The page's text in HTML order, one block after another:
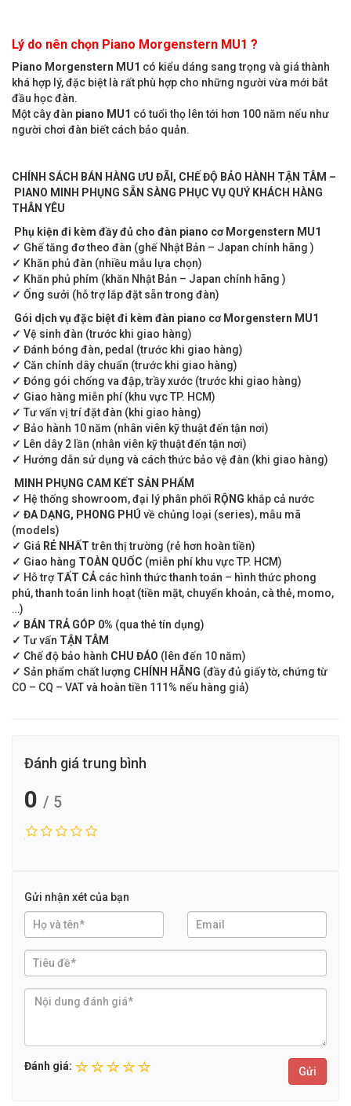
Lý do nên chọn Piano Morgenstern MU1 ?
Piano Morgenstern MU1 có kiểu dáng sang trọng và giá thành
khá hợp lý, đặc biệt là rất phù hợp cho những người vừa mới bắt
đầu học đàn.
Một cây đàn piano MU1 có tuổi thọ lên tới hơn 100 năm nếu như
người chơi đàn biết cách bảo quản.
CHÍNH SÁCH BÁN HÀNG ƯU ĐÃI, CHẾ ĐỘ BẢO HÀNH TẬN TÂM –
PIANO MINH PHỤNG SẴN SÀNG PHỤC VỤ QUÝ KHÁCH HÀNG
THÂN YÊU
Phụ kiện đi kèm đầy đủ cho đàn piano cơ Morgenstern MU1
✓ Ghế tăng đơ theo đàn (ghế Nhật Bản – Japan chính hãng )
✓ Khăn phủ đàn (nhiều mẫu lựa chọn)
✓ Khăn phủ phím (khăn Nhật Bản – Japan chính hãng )
✓ Ống sưởi (hỗ trợ lắp đặt sẵn trong đàn)
Gói dịch vụ đặc biệt đi kèm đàn piano cơ Morgenstern MU1
✓ Vệ sinh đàn (trước khi giao hàng)
✓ Đánh bóng đàn, pedal (trước khi giao hàng)
✓ Căn chỉnh dây chuẩn (trước khi giao hàng)
✓ Đóng gói chống va đập, trầy xước (trước khi giao hàng)
✓ Giao hàng miễn phí (khu vực TP. HCM)
✓ Tư vấn vị trí đặt đàn (khi giao hàng)
✓ Bảo hành 10 năm (nhân viên kỹ thuật đến tận nơi)
✓ Lên dây 2 lần (nhân viên kỹ thuật đến tận nơi)
✓ Hướng dẫn sử dụng và cách thức bảo vệ đàn (khi giao hàng)
MINH PHỤNG CAM KẾT SẢN PHẨM
✓ Hệ thống showroom, đại lý phân phối RỘNG khắp cả nước
✓ ĐA DẠNG, PHONG PHÚ về chủng loại (series), mẫu mã
(models)
✓ Giá RẺ NHẤTtrên thị trường (rẻ hơn hoàn tiền)
✓ Giao hàng TOÀN QUỐC (miễn phí khu vực TP. HCM)
✓ Hỗ trợTẤT CẢ các hình thức thanh toán – hình thức phong
phú, thanh toán linh hoạt (tiền mặt, chuyển khoản, cà thẻ, momo,
…)
✓ BÁN TRẢ GÓP 0% (qua thẻ tín dụng)
✓ Tư vấn TẬN TÂM
✓ Chế độ bảo hành CHU ĐÁO (lên đến 10 năm)
✓ Sản phẩm chất lượng CHÍNH HÃNG (đầy đủ giấy tờ, chứng từ
CO – CQ – VAT và hoàn tiền 111% nếu hàng giả)
Đánh giá trung bình
0 / 5
Gửi nhận xét của bạn
Đánh giá: Gửi